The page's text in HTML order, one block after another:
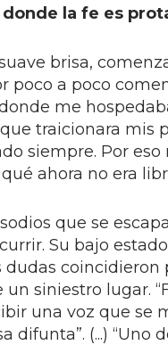
donde la fe es
brisa,
poco a poco
me
traicionara mis
siempre. Por
ahora no era
que se
Su bajo
dudas
siniestro lugar.
una voz que se
difunta”. (...)